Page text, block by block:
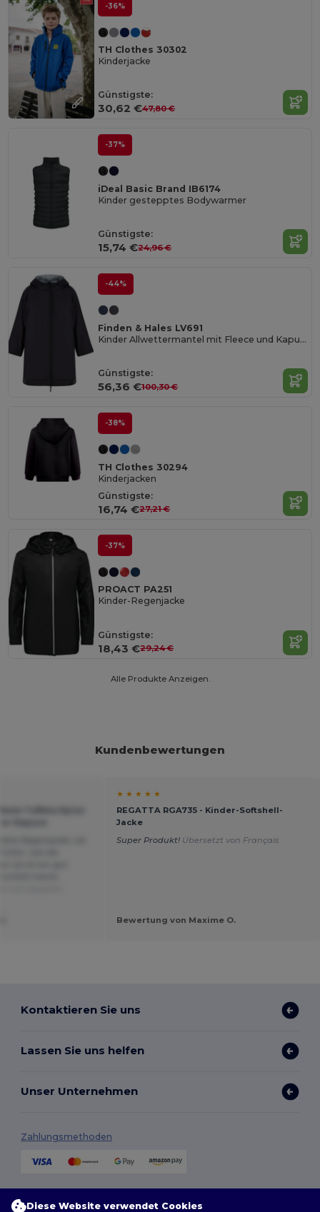
-36%
TH Clothes 30302
Kinderjacke
Günstigste:
30,62 €47,80 €
-37%
iDeal Basic Brand IB6174
Kinder gestepptes Bodywarmer
Günstigste:
15,74 €24,96 €
-44%
Finden & Hales LV691
Kinder Allwettermantel mit Fleece und Kapuze
Günstigste:
56,36 €100,30 €
-38%
TH Clothes 30294
Kinderjacken
Günstigste:
16,74 €27,21 €
-37%
PROACT PA251
Kinder-Regenjacke
Günstigste:
18,43 €29,24 €
Alle Produkte Anzeigen.
Kundenbewertungen
★ ★ ★ ★ ★
REGATTA RGA735 - Kinder-Softshell-
Jacke
Super Produkt! Übersetzt von Français
Bewertung von Maxime O.
Kontaktieren Sie uns
Lassen Sie uns helfen
Unser Unternehmen
Zahlungsmethoden
Diese Website verwendet Cookies